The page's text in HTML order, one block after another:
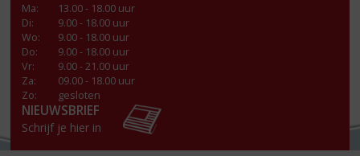
Ma:
13.00 - 18.00 uur
Di:
9.00 - 18.00 uur
Wo:
9.00 - 18.00 uur
Do:
9.00 - 18.00 uur
Vr:
9.00 - 21.00 uur
Za:
09.00 - 18.00 uur
Zo:
gesloten
NIEUWSBRIEF
Schrijf je hier in